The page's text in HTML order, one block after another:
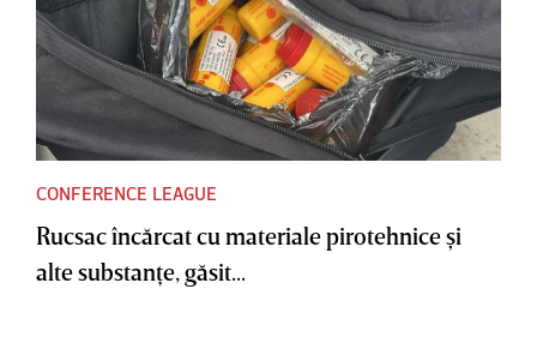
CONFERENCE LEAGUE
Rucsac încărcat cu materiale pirotehnice şi
alte substanţe, găsit...